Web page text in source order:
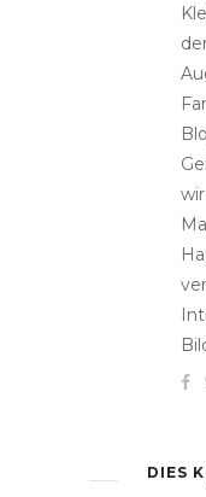
DIES